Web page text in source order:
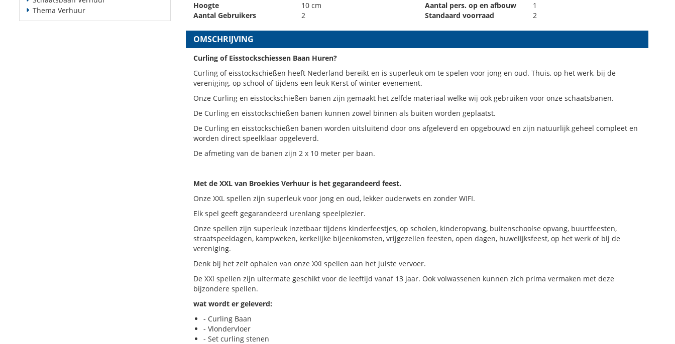
Thema Verhuur
Hoogte
10 cm
Aantal Gebruikers
2
Aantal pers. op en afbouw
1
Standaard voorraad
2
OMSCHRIJVING
Curling of Eisstockschiessen Baan Huren?
Curling of eisstockschießen heeft Nederland bereikt en is superleuk om te spelen voor jong en oud. Thuis, op het werk, bij de
vereniging, op school of tijdens een leuk Kerst of winter evenement.
Onze Curling en eisstockschießen banen zijn gemaakt het zelfde materiaal welke wij ook gebruiken voor onze schaatsbanen.
De Curling en eisstockschießen banen kunnen zowel binnen als buiten worden geplaatst.
De Curling en eisstockschießen banen worden uitsluitend door ons afgeleverd en opgebouwd en zijn natuurlijk geheel compleet en
worden direct speelklaar opgeleverd.
De afmeting van de banen zijn 2 x 10 meter per baan.
Met de XXL van Broekies Verhuur is het gegarandeerd feest.
Onze XXL spellen zijn superleuk voor jong en oud, lekker ouderwets en zonder WIFI.
Elk spel geeft gegarandeerd urenlang speelplezier.
Onze spellen zijn superleuk inzetbaar tijdens kinderfeestjes, op scholen, kinderopvang, buitenschoolse opvang, buurtfeesten,
straatspeeldagen, kampweken, kerkelijke bijeenkomsten, vrijgezellen feesten, open dagen, huwelijksfeest, op het werk of bij de
vereniging.
Denk bij het zelf ophalen van onze XXl spellen aan het juiste vervoer.
De XXl spellen zijn uitermate geschikt voor de leeftijd vanaf 13 jaar. Ook volwassenen kunnen zich prima vermaken met deze
bijzondere spellen.
wat wordt er geleverd:
- Curling Baan
- Vlondervloer
- Set curling stenen